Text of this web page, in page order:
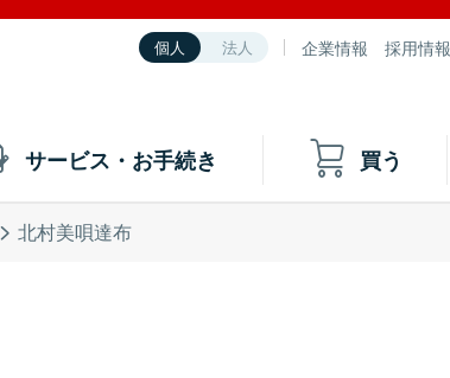
個人 法人 企業情報 採用情報
サービス・お手続き 買う
北村美唄達布